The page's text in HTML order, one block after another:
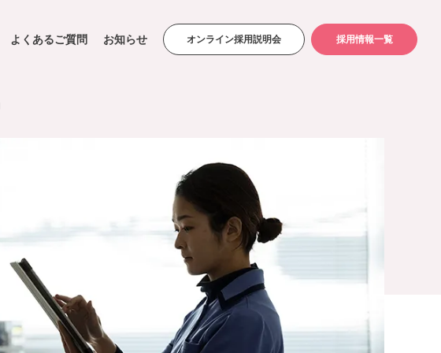
よくあるご質問 お知らせ オンライン採用説明会 採用情報一覧